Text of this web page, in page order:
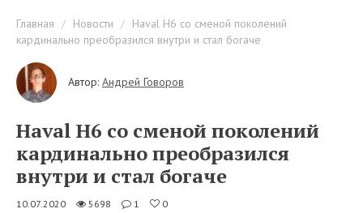
Главная Новости
Haval H6 со сменой поколений
кардинально преобразился внутри и стал богаче
Автор: Андрей Говоров
Haval H6 со сменой поколений
кардинально преобразился
внутри и стал богаче
10.07.2020 5698 1 0